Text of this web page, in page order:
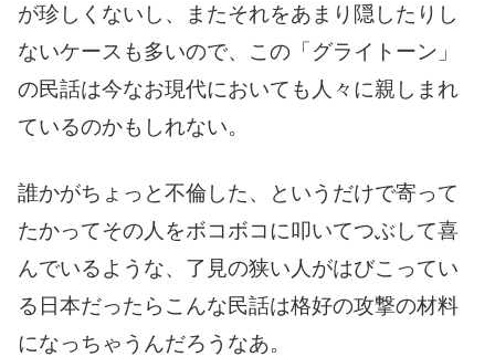
が珍しくないし、またそれをあまり隠したりし
ないケースも多いので、この「グライトーン」
の民話は今なお現代においても人々に親しまれ
ているのかもしれない。
誰かがちょっと不倫した、というだけで寄って
たかってその人をボコボコに叩いてつぶして喜
んでいるような、了見の狭い人がはびこってい
る日本だったらこんな民話は格好の攻撃の材料
になっちゃうんだろうなあ。